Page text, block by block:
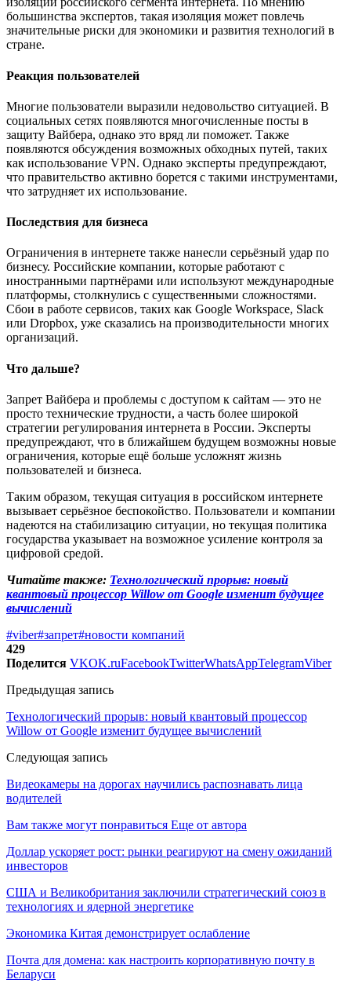
большинства экспертов, такая изоляция может повлечь
значительные риски для экономики и развития технологий в
стране.
Реакция пользователей
Многие пользователи выразили недовольство ситуацией. В
социальных сетях появляются многочисленные посты в
защиту Вайбера, однако это вряд ли поможет. Также
появляются обсуждения возможных обходных путей, таких
как использование VPN. Однако эксперты предупреждают,
что правительство активно борется с такими инструментами,
что затрудняет их использование.
Последствия для бизнеса
Ограничения в интернете также нанесли серьёзный удар по
бизнесу. Российские компании, которые работают с
иностранными партнёрами или используют международные
платформы, столкнулись с существенными сложностями.
Сбои в работе сервисов, таких как Google Workspace, Slack
или Dropbox, уже сказались на производительности многих
организаций.
Что дальше?
Запрет Вайбера и проблемы с доступом к сайтам — это не
просто технические трудности, а часть более широкой
стратегии регулирования интернета в России. Эксперты
предупреждают, что в ближайшем будущем возможны новые
ограничения, которые ещё больше усложнят жизнь
пользователей и бизнеса.
Таким образом, текущая ситуация в российском интернете
вызывает серьёзное беспокойство. Пользователи и компании
надеются на стабилизацию ситуации, но текущая политика
государства указывает на возможное усиление контроля за
цифровой средой.
Читайте также: Технологический прорыв: новый
квантовый процессор Willow от Google изменит будущее
вычислений
#viber#запрет#новости компаний
429
Поделится VKOK.ruFacebookTwitterWhatsAppTelegramViber
Предыдущая запись
Технологический прорыв: новый квантовый процессор
Willow от Google изменит будущее вычислений
Следующая запись
Видеокамеры на дорогах научились распознавать лица
водителей
Вам также могут понравиться Еще от автора
Доллар ускоряет рост: рынки реагируют на смену ожиданий
инвесторов
США и Великобритания заключили стратегический союз в
технологиях и ядерной энергетике
Экономика Китая демонстрирует ослабление
Почта для домена: как настроить корпоративную почту в
Беларуси